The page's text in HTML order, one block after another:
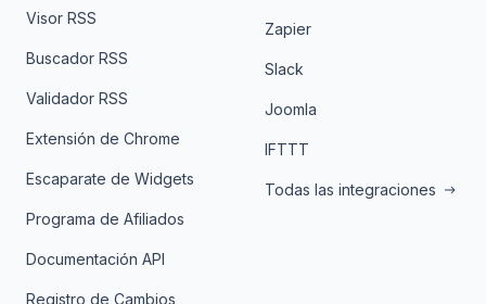
Visor RSS
Buscador RSS
Validador RSS
Extensión de Chrome
Escaparate de Widgets
Programa de Afiliados
Documentación API
Registro de Cambios
Zapier
Slack
Joomla
IFTTT
Todas las integraciones